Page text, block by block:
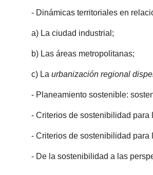
- Dinámicas territoriales en
a) La ciudad industrial;
b) Las áreas metropolitanas;
c) Laurbanización regional
- Planeamiento sostenible:
- Criterios de sostenibilidad para
- Criterios de sostenibilidad para
- De la sostenibilidad a las